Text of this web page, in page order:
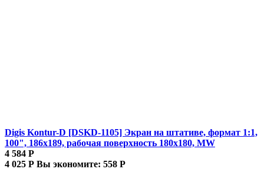
Digis Kontur-D [DSKD-1105] Экран на штативе, формат 1:1,
100", 186x189, рабочая поверхность 180x180, MW
4 584 Р
4 025 Р Вы экономите: 558 Р